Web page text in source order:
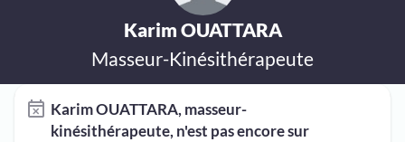
Karim OUATTARA
Masseur-Kinésithérapeute
Karim OUATTARA, masseur-
kinésithérapeute, n'est pas encore sur